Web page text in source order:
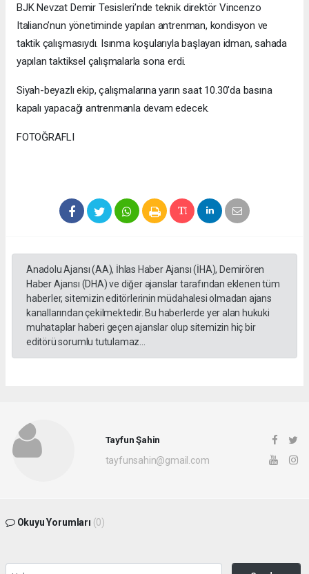
BJK Nevzat Demir Tesisleri’nde teknik direktör Vincenzo
Italiano’nun yönetiminde yapılan antrenman, kondisyon ve
taktik çalışmasıydı. Isınma koşularıyla başlayan idman, sahada
yapılan taktiksel çalışmalarla sona erdi.
Siyah-beyazlı ekip, çalışmalarına yarın saat 10.30'da basına
kapalı yapacağı antrenmanla devam edecek.
FOTOĞRAFLI
Anadolu Ajansı (AA), İhlas Haber Ajansı (İHA), Demirören
Haber Ajansı (DHA) ve diğer ajanslar tarafından eklenen tüm
haberler, sitemizin editörlerinin müdahalesi olmadan ajans
kanallarından çekilmektedir. Bu haberlerde yer alan hukuki
muhataplar haberi geçen ajanslar olup sitemizin hiç bir
editörü sorumlu tutulamaz...
Tayfun Şahin
tayfunsahin@gmail.com
Okuyu Yorumları (0)